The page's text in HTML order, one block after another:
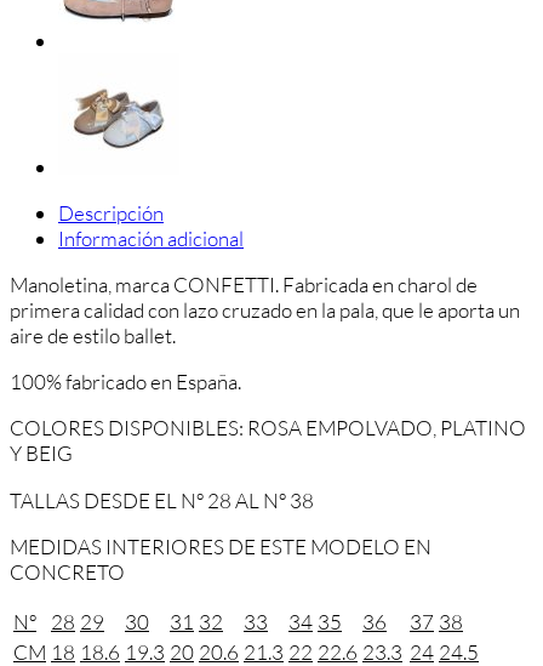
Descripción
Información adicional
Manoletina, marca CONFETTI. Fabricada en charol de
primera calidad con lazo cruzado en la pala, que le aporta un
aire de estilo ballet.
100% fabricado en España.
COLORES DISPONIBLES: ROSA EMPOLVADO, PLATINO
Y BEIG
TALLAS DESDE EL Nº 28 AL Nº 38
MEDIDAS INTERIORES DE ESTE MODELO EN
CONCRETO
Nº
28 29 30 31 32 33 34 35
36
CM 18 18.6 19.3 20 20.6 21.3 22 22.6 23.3
37 38
24 24.5